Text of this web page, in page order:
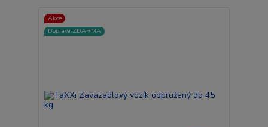
Akce
Doprava ZDARMA